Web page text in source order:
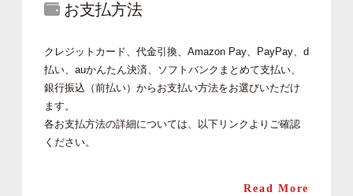
お支払方法
クレジットカード、代金引換、Amazon Pay、PayPay、d
払い、auかんたん決済、ソフトバンクまとめて支払い、
銀行振込（前払い）からお支払い方法をお選びいただけ
ます。
各お支払方法の詳細については、以下リンクよりご確認
ください。
Read More